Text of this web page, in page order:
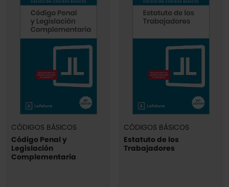
CÓDIGOS BÁSICOS
Código Penal y
Legislación
Complementaria
CÓDIGOS BÁSICOS
Estatuto de los
Trabajadores